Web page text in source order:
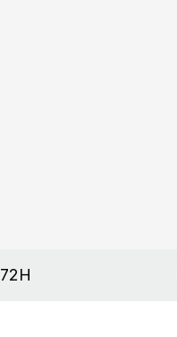
72H